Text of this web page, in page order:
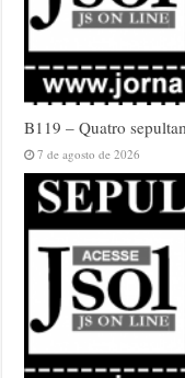
B119 – Quatro
7 de agosto de 2026